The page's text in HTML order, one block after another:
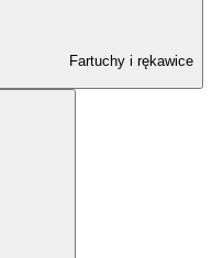
Fartuchy i rękawice